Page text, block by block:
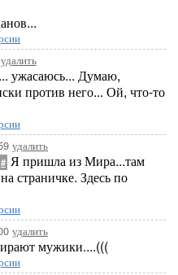
удалить
ужасаюсь... Думаю,
против него... Ой, что-то
удалить
# Я пришла из Мира...там
страничке. Здесь по
удалить
мужики....(((